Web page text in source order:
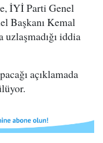
İYİ Parti Genel
Başkanı Kemal
uzlaşmadığı iddia
açıklamada